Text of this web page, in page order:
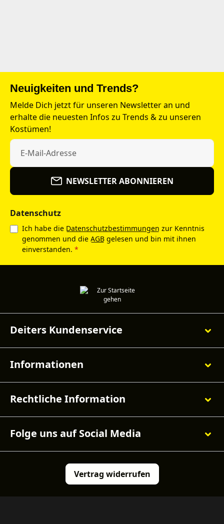
Neuigkeiten und Trends?
Melde Dich jetzt für unseren Newsletter an und
erhalte die neuesten Infos zu Trends & zu unseren
Kostümen!
NEWSLETTER ABONNIEREN
Datenschutz
Ich habe die Datenschutzbestimmungen zur Kenntnis
genommen und die AGB gelesen und bin mit ihnen
einverstanden. *
Deiters Kundenservice
Informationen
Rechtliche Information
Folge uns auf Social Media
Vertrag widerrufen